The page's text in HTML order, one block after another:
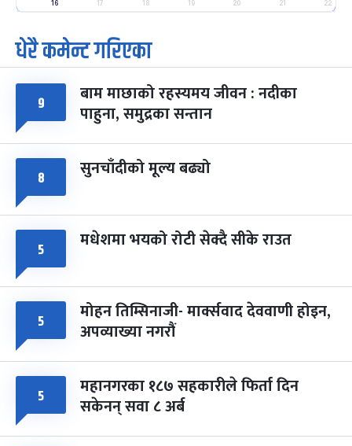
मंगल फाल्गुन २५, २०८३ Mar 9, 2027
७
आइत
पूर्णिमा व्रत
चैत्र ७, २०८३-Mar 21, 2027
८ फागुपूर्णिमा
चैत्र ८, २०८३-Mar 22, 2027
७ महिना बाँकी
16 17 18 19 20 21 22
धेरै कमेन्ट गरिएका
९ बाम माछाको रहस्यमय जीवन : नदीका
पाहुना, समुद्रका सन्तान
८ सुनचाँदीको मूल्य बढ्यो
५ मधेशमा भयको रोटी सेक्दै सीके राउत
५ मोहन तिम्सिनाजी- मार्क्सवाद देववाणी होइन,
अपव्याख्या नगरौं
५ महानगरका १८७ सहकारीले फिर्ता दिन
सकेनन् सवा ८ अर्ब